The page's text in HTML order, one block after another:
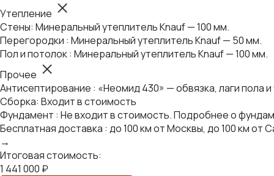
Утепление
Стены: Минеральный утеплитель Knauf — 100 мм.
Перегородки : Минеральный утеплитель Knauf — 50 мм.
Пол и потолок : Минеральный утеплитель Knauf — 100 мм.
Прочее
Антисептирование : «Неомид 430» — обвязка, лаги пола
Сборка: Входит в стоимость
Фундамент : Не входит в стоимость. Подробнее о
Бесплатная доставка : до 100 км от Москвы, до 100 км
→
Итоговая стоимость:
1 441 000 ₽